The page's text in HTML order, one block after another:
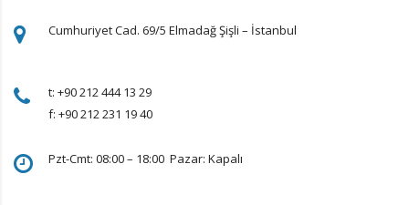
Cumhuriyet Cad. 69/5 Elmadağ Şişli – İstanbul
t: +90 212 444 13 29
f: +90 212 231 19 40
Pzt-Cmt: 08:00 – 18:00 Pazar: Kapalı